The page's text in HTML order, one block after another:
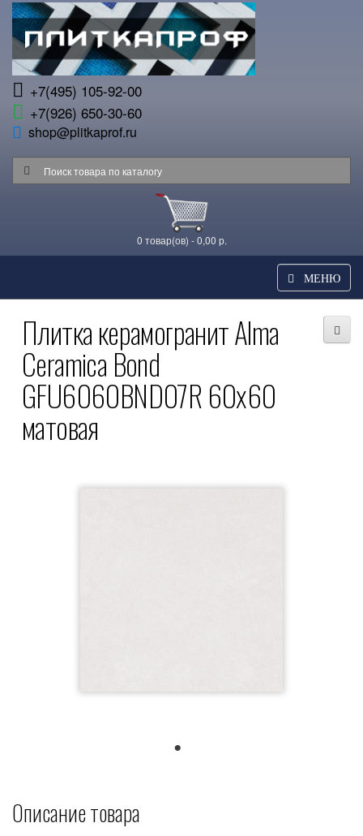
+7(495) 105-92-00
+7(926) 650-30-60
shop@plitkaprof.ru
0 товар(ов) - 0,00 р.
МЕНЮ
Плитка керамогранит Alma
Ceramica Bond
GFU6060BND07R 60x60
матовая
Описание товара